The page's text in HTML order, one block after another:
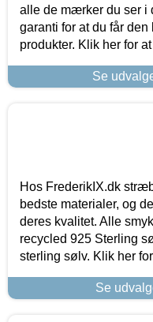
alle de mærker du ser i
garanti for at du får
produkter. Klik her for
Se
Hos FrederikIX.dk
bedste materialer, og
deres kvalitet. Alle
recycled 925 Sterling
sterling sølv. Klik her
Se